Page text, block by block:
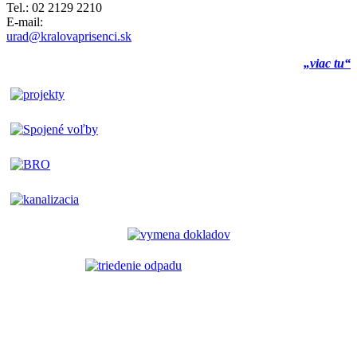
Tel.: 02 2129 2210
E-mail:
urad@kralovaprisenci.sk
„viac tu“